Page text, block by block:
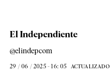
El Independiente
@elindepcom
29 / 06 / 2025 - 16: 05 ACTUALIZADO